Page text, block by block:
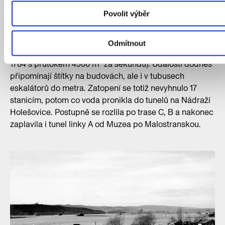
Povolit výběr
Odmítnout
Staroměstské náměstí, kam podle záznamů sahala za
poslední tisíciletí jen třikrát – v letech 1432, 1655 a 1784.
S průtokem 5300 m³ za sekundu, na kterém Vltava
kulminovala, se katastrofa zapsala jako nejhorší ve
známé historii (dosud prvenství držela povodeň z roku
1784 s průtokem 4500 m³ za sekundu). Události dodnes
připomínají štítky na budovách, ale i v tubusech
eskalátorů do metra. Zatopení se totiž nevyhnulo 17
stanicím, potom co voda pronikla do tunelů na Nádraží
Holešovice. Postupně se rozlila po trase C, B a nakonec
zaplavila i tunel linky A od Muzea po Malostranskou.